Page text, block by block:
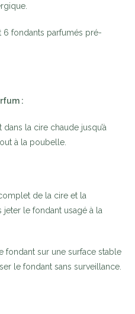
fondants parfumés pré-
:
la cire chaude jusqu’à
à la poubelle.
de la cire et la
le fondant usagé à la
fondant sur une surface stable
le fondant sans surveillance.